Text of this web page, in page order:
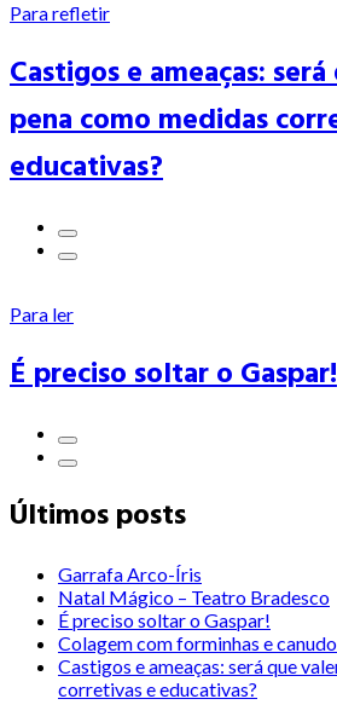
Para refletir
Castigos e ameaças:
pena como medidas
educativas?
Para ler
É preciso soltar o Gaspar!
Últimos posts
Garrafa Arco-Íris
Natal Mágico – Teatro Bradesco
É preciso soltar o Gaspar!
Colagem com forminhas e
Castigos e ameaças: será que
corretivas e educativas?